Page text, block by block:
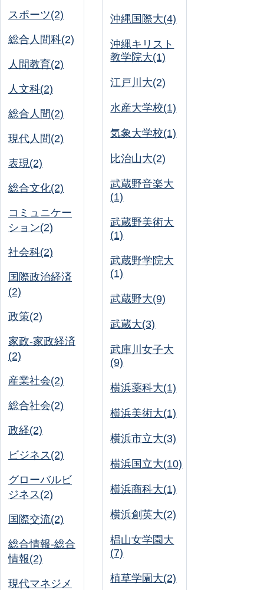
スポーツ(2)
総合人間科(2)
人間教育(2)
人文科(2)
総合人間(2)
現代人間(2)
表現(2)
総合文化(2)
コミュニケー
ション(2)
社会科(2)
国際政治経済
(2)
政策(2)
家政-家政経済
(2)
産業社会(2)
総合社会(2)
政経(2)
ビジネス(2)
グローバルビ
ジネス(2)
国際交流(2)
総合情報-総合
情報(2)
現代マネジメ
沖縄国際大(4)
沖縄キリスト
教学院大(1)
江戸川大(2)
水産大学校(1)
気象大学校(1)
比治山大(2)
武蔵野音楽大
(1)
武蔵野美術大
(1)
武蔵野学院大
(1)
武蔵野大(9)
武蔵大(3)
武庫川女子大
(9)
横浜薬科大(1)
横浜美術大(1)
横浜市立大(3)
横浜国立大(10)
横浜商科大(1)
横浜創英大(2)
椙山女学園大
(7)
植草学園大(2)